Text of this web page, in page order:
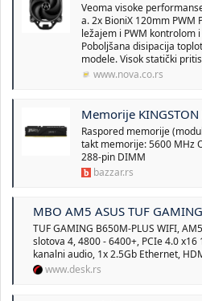
Veoma visoke
a. 2x BioniX 120mm PWM
ležajem i PWM kontrolom
Poboljšana disipacija
modele. Visok statički
www.nova.co.rs
Memorije
Raspored memorije
takt memorije: 5600 MHz
288-pin DIMM
bazzar.rs
MBO AM5 ASUS TUF GAMING
TUF GAMING B650M-PLUS WIFI,
slotova 4, 4800 - 6400+, PCIe 4.0 x16
kanalni audio, 1x 2.5Gb Ethernet,
www.desk.rs